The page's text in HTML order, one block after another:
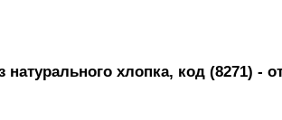
хлопка, код (8271) -